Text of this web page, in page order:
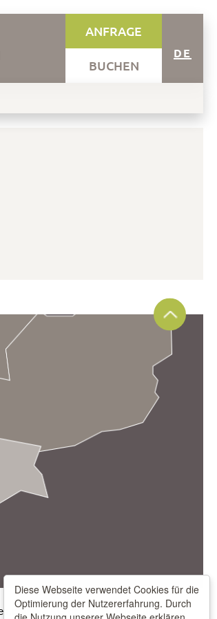
Diese Webseite verwendet Cookies für die
Optimierung der Nutzererfahrung. Durch
ANFRAGE
BUCHEN
DE